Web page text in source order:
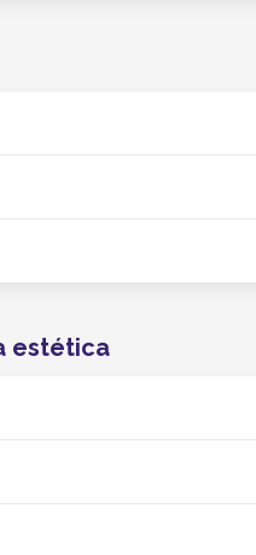
estética